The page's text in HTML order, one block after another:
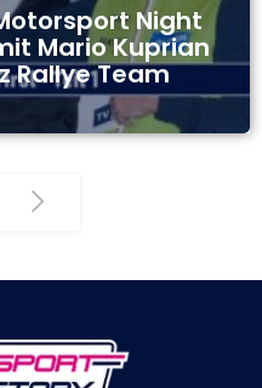
Night
Mario Kuprian
Rallye Team